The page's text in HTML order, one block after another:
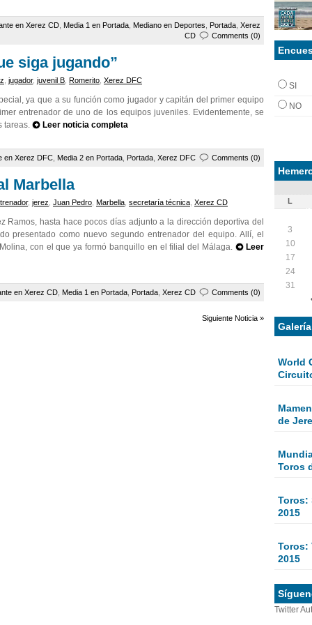
en Xerez CD Media 1 en Portada Mediano en Deportes Portada Xerez
CD
Comments (0)
siga jugando”
jugador, juvenil B Romerito Xerez DFC
ya que a su función como jugador y capitán del primer equipo
entrenador de uno de los equipos juveniles. Evidentemente, se
tareas.
Leer noticia completa
en Xerez DFC Media 2 en Portada Portada Xerez DFC Comments (0)
Marbella
, jerez Juan Pedro Marbella secretaría técnica Xerez CD
Ramos, hasta hace pocos días adjunto a la dirección deportiva del
presentado como nuevo segundo entrenador del equipo. Allí, el
con el que ya formó banquillo en el filial del Málaga.
Leer
en Xerez CD Media 1 en Portada Portada Xerez CD Comments (0)
Siguiente Noticia »
SI
NO
L
3
10
17
24
31
World
de
Toros
Toros:
2015
Toros:
2015
Twitter